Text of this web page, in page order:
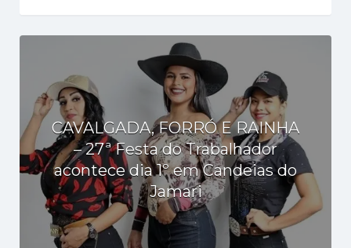
CAVALGADA, FORRÓ E RAINHA
– 27ª Festa do Trabalhador
acontece dia 1º em Candeias do
Jamari